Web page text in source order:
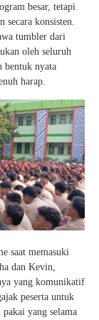
besar, tetapi
konsisten.
tumbler dari
oleh seluruh
bentuk nyata
harap.
saat memasuki
dan Kevin,
yang komunikatif
peserta untuk
yang selama